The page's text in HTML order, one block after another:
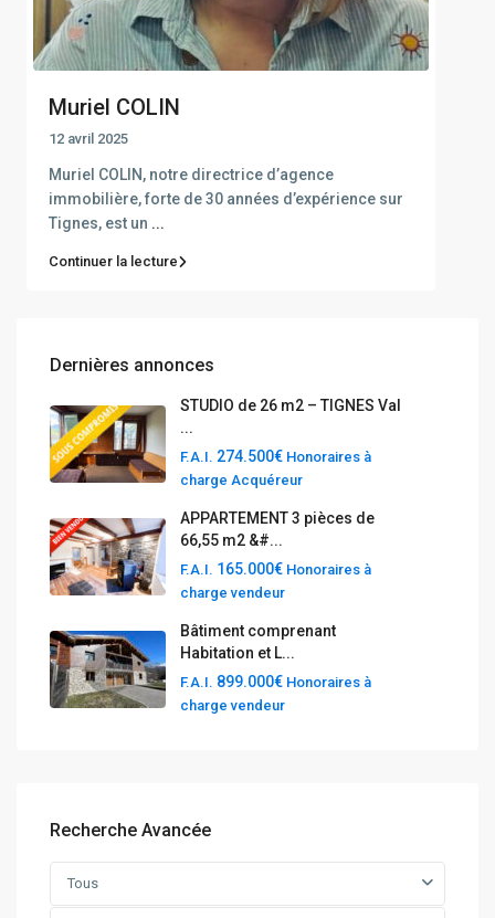
Muriel COLIN
12 avril 2025
Muriel COLIN, notre directrice d’agence
immobilière, forte de 30 années d’expérience sur
Tignes, est un ...
Continuer la lecture
Dernières annonces
STUDIO de 26 m2 – TIGNES Val
...
F.A.I. 274.500€ Honoraires à
charge Acquéreur
APPARTEMENT 3 pièces de
66,55 m2 &#...
F.A.I. 165.000€ Honoraires à
charge vendeur
Bâtiment comprenant
Habitation et L...
F.A.I. 899.000€ Honoraires à
charge vendeur
Recherche Avancée
Tous